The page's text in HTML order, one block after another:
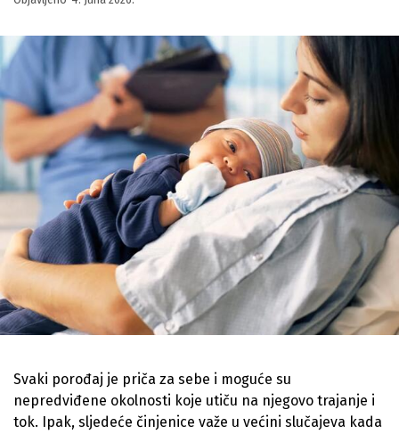
Svaki porođaj je priča za sebe i moguće su
nepredviđene okolnosti koje utiču na njegovo trajanje i
tok. Ipak, sljedeće činjenice važe u većini slučajeva kada